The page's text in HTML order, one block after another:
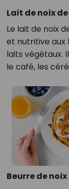
Lait de noix
Le lait de noix
et nutritive aux
laits végétaux.
le café, les
Beurre de